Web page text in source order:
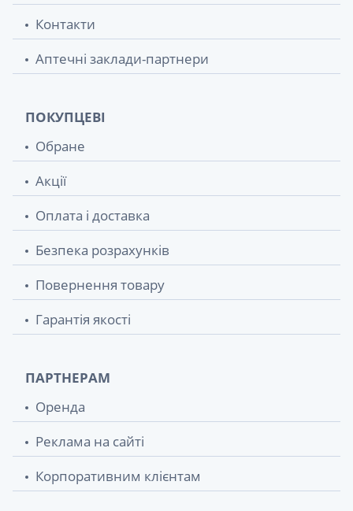
Контакти
Аптечні заклади-партнери
ПОКУПЦЕВІ
Обране
Акції
Оплата і доставка
Безпека розрахунків
Повернення товару
Гарантія якості
ПАРТНЕРАМ
Оренда
Реклама на сайті
Корпоративним клієнтам